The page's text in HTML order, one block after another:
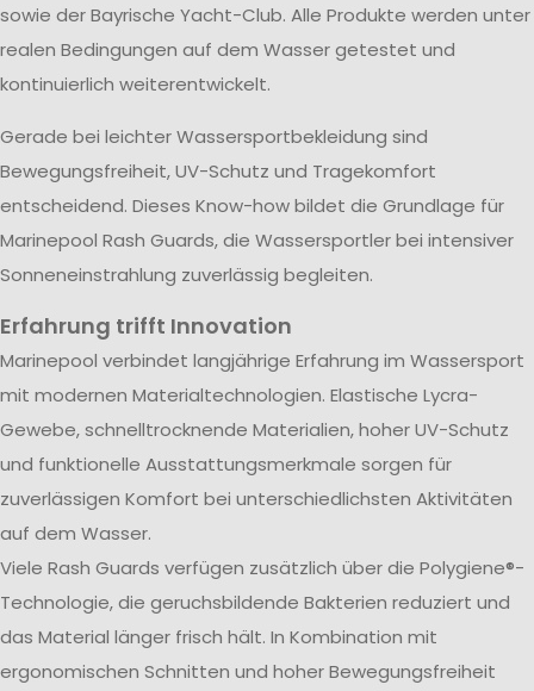
sowie der Bayrische Yacht-Club. Alle Produkte werden unter
realen Bedingungen auf dem Wasser getestet und
kontinuierlich weiterentwickelt.
Gerade bei leichter Wassersportbekleidung sind
Bewegungsfreiheit, UV-Schutz und Tragekomfort
entscheidend. Dieses Know-how bildet die Grundlage für
Marinepool Rash Guards, die Wassersportler bei intensiver
Sonneneinstrahlung zuverlässig begleiten.
Erfahrung trifft Innovation
Marinepool verbindet langjährige Erfahrung im Wassersport
mit modernen Materialtechnologien. Elastische Lycra-
Gewebe, schnelltrocknende Materialien, hoher UV-Schutz
und funktionelle Ausstattungsmerkmale sorgen für
zuverlässigen Komfort bei unterschiedlichsten Aktivitäten
auf dem Wasser.
Viele Rash Guards verfügen zusätzlich über die Polygiene®-
Technologie, die geruchsbildende Bakterien reduziert und
das Material länger frisch hält. In Kombination mit
ergonomischen Schnitten und hoher Bewegungsfreiheit